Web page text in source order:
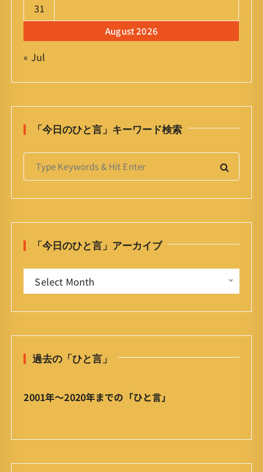
August 2026
31
« Jul
「今日のひと言」キーワード検索
S
r
:
「今日のひと言」アーカイブ
ひ
言
ア
イ
Select Month
過去の「ひと言」
2001年〜2020年までの「ひと言」